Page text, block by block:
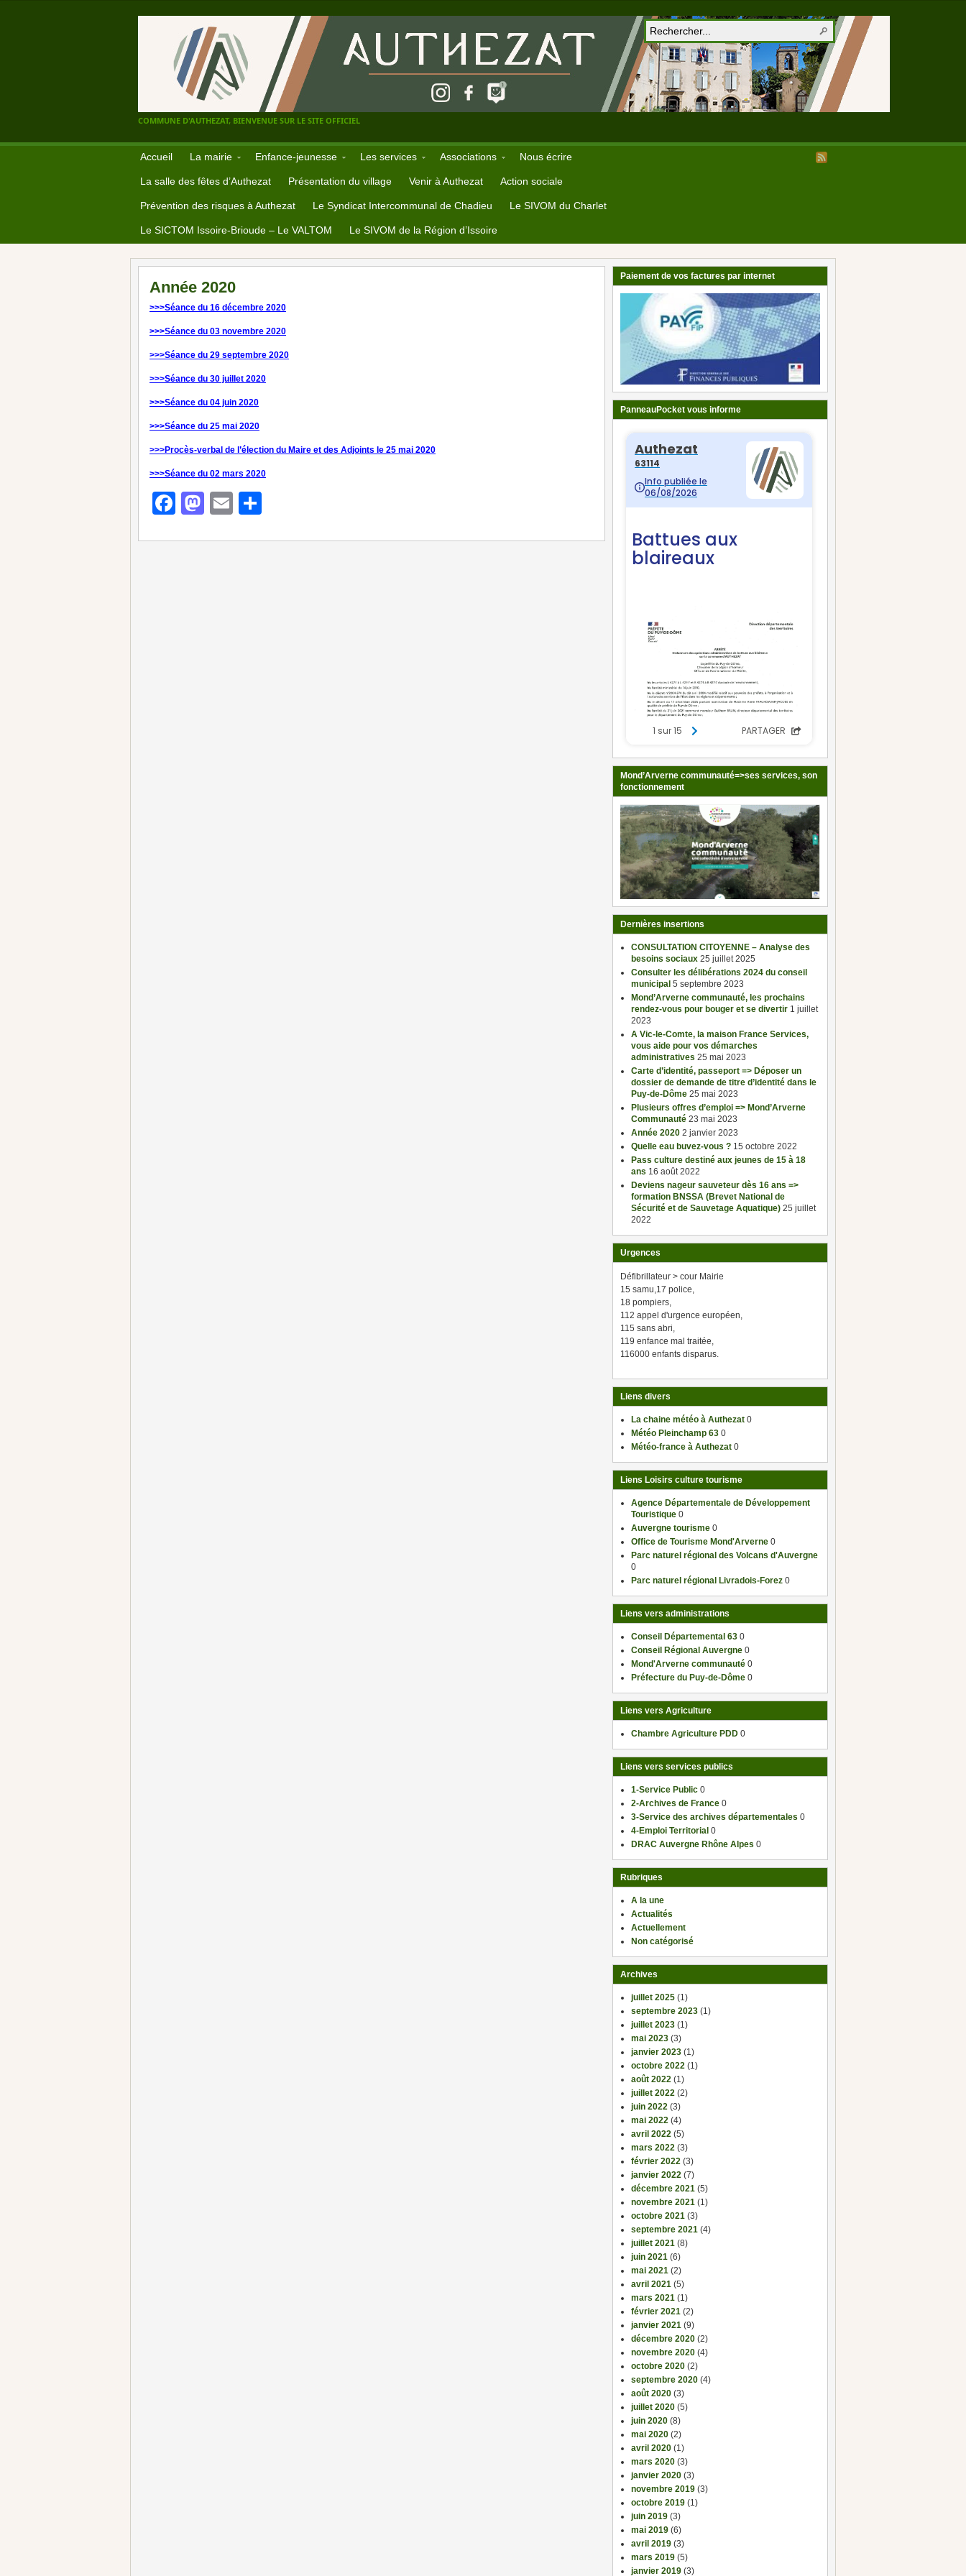
COMMUNE D'AUTHEZAT, BIENVENUE SUR LE SITE OFFICIEL
Accueil La mairie Enfance-jeunesse Les services Associations Nous écrire
La salle des fêtes d’Authezat Présentation du village Venir à Authezat Action sociale
Prévention des risques à Authezat Le Syndicat Intercommunal de Chadieu Le SIVOM du Charlet
Le SICTOM Issoire-Brioude – Le VALTOM Le SIVOM de la Région d’Issoire
Année 2020
>>>Séance du 16 décembre 2020
>>>Séance du 03 novembre 2020
>>>Séance du 29 septembre 2020
>>>Séance du 30 juillet 2020
>>>Séance du 04 juin 2020
>>>Séance du 25 mai 2020
>>>Procès-verbal de l’élection du Maire et des Adjoints le 25 mai 2020
>>>Séance du 02 mars 2020
Facebook
Mastodon
Email
Paiement de vos factures par internet
PanneauPocket vous informe
Mond’Arverne communauté=>ses services, son
fonctionnement
Dernières insertions
CONSULTATION CITOYENNE – Analyse des
besoins sociaux 25 juillet 2025
Consulter les délibérations 2024 du conseil
municipal 5 septembre 2023
Mond’Arverne communauté, les prochains
rendez-vous pour bouger et se divertir 1 juillet
2023
A Vic-le-Comte, la maison France Services,
vous aide pour vos démarches
administratives 25 mai 2023
Carte d’identité, passeport => Déposer un
dossier de demande de titre d’identité dans le
Puy-de-Dôme 25 mai 2023
Plusieurs offres d’emploi => Mond’Arverne
Communauté 23 mai 2023
Année 2020 2 janvier 2023
Quelle eau buvez-vous ? 15 octobre 2022
Pass culture destiné aux jeunes de 15 à 18
ans 16 août 2022
Deviens nageur sauveteur dès 16 ans =>
formation BNSSA (Brevet National de
Sécurité et de Sauvetage Aquatique) 25 juillet
2022
Urgences
Défibrillateur > cour Mairie
15 samu,17 police,
18 pompiers,
112 appel d'urgence européen,
115 sans abri,
119 enfance mal traitée,
116000 enfants disparus.
Liens divers
La chaine météo à Authezat 0
Météo Pleinchamp 63 0
Météo-france à Authezat 0
Liens Loisirs culture tourisme
Agence Départementale de Développement
Touristique 0
Auvergne tourisme 0
Office de Tourisme Mond'Arverne 0
Parc naturel régional des Volcans d'Auvergne
0
Parc naturel régional Livradois-Forez 0
Liens vers administrations
Conseil Départemental 63 0
Conseil Régional Auvergne 0
Mond'Arverne communauté 0
Préfecture du Puy-de-Dôme 0
Liens vers Agriculture
Chambre Agriculture PDD 0
Liens vers services publics
1-Service Public 0
2-Archives de France 0
3-Service des archives départementales 0
4-Emploi Territorial 0
DRAC Auvergne Rhône Alpes 0
Rubriques
A la une
Actualités
Actuellement
Non catégorisé
Archives
juillet 2025 (1)
septembre 2023 (1)
juillet 2023 (1)
mai 2023 (3)
janvier 2023 (1)
octobre 2022 (1)
août 2022 (1)
juillet 2022 (2)
juin 2022 (3)
mai 2022 (4)
avril 2022 (5)
mars 2022 (3)
février 2022 (3)
janvier 2022 (7)
décembre 2021 (5)
novembre 2021 (1)
octobre 2021 (3)
septembre 2021 (4)
juillet 2021 (8)
juin 2021 (6)
mai 2021 (2)
avril 2021 (5)
mars 2021 (1)
février 2021 (2)
janvier 2021 (9)
décembre 2020 (2)
novembre 2020 (4)
octobre 2020 (2)
septembre 2020 (4)
août 2020 (3)
juillet 2020 (5)
juin 2020 (8)
mai 2020 (2)
avril 2020 (1)
mars 2020 (3)
janvier 2020 (3)
novembre 2019 (3)
octobre 2019 (1)
juin 2019 (3)
mai 2019 (6)
avril 2019 (3)
mars 2019 (5)
janvier 2019 (3)